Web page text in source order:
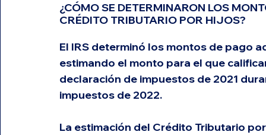
¿CÓMO SE DETERMINARON LOS
CRÉDITO TRIBUTARIO POR HIJOS?
El IRS determinó los montos de pago
estimando el monto para el que
declaración de impuestos de 2021
impuestos de 2022.
La estimación del Crédito Tributario